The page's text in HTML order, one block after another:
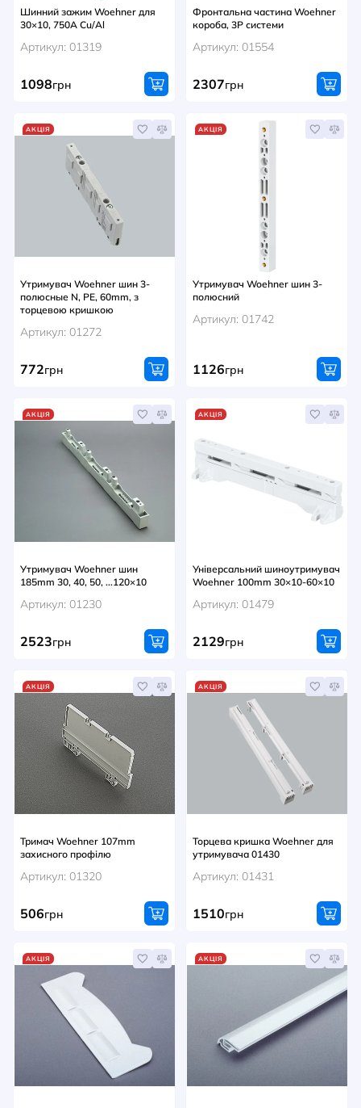
Шинний зажим Woehner для
30×10, 750A Cu/Al
Артикул: 01319
1098грн
Фронтальна частина Woehner
короба, 3P системи
Артикул: 01554
2307грн
АКЦІЯ
Утримувач Woehner шин 3-
полюсные N, PE, 60mm, з
торцевою кришкою
Артикул: 01272
772грн
АКЦІЯ
Утримувач Woehner шин 3-
полюсний
Артикул: 01742
1126грн
АКЦІЯ
Утримувач Woehner шин
185mm 30, 40, 50, ...120×10
Артикул: 01230
2523грн
АКЦІЯ
Універсальний шиноутримувач
Woehner 100mm 30×10-60×10
Артикул: 01479
2129грн
АКЦІЯ
Тримач Woehner 107mm
захисного профілю
Артикул: 01320
506грн
АКЦІЯ
Торцева кришка Woehner для
утримувача 01430
Артикул: 01431
1510грн
АКЦІЯ АКЦІЯ